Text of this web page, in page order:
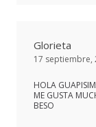
Glorieta
17 septiembre,
HOLA
ME GUSTA
BESO